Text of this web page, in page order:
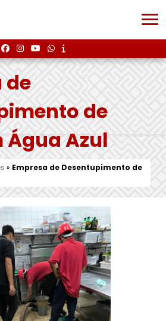
de
de
Água Azul
» Empresa de Desentupimento de